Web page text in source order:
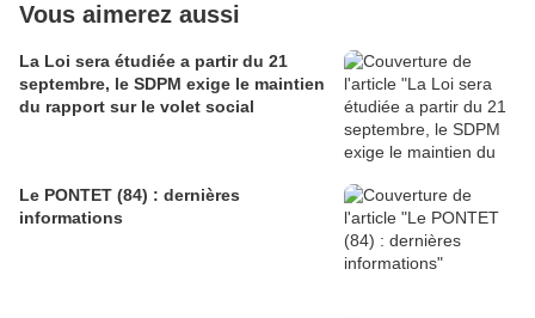
Vous aimerez aussi
La Loi sera étudiée a partir du 21
septembre, le SDPM exige le maintien
du rapport sur le volet social
Le PONTET (84) : dernières
informations